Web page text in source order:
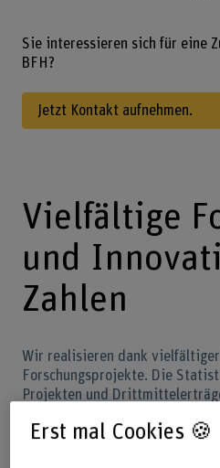
Sie interessieren sich für eine
BFH?
Jetzt Kontakt aufnehmen.
Vielfältige
und
Zahlen
Wir realisieren dank
Forschungsprojekte. Die
Projekten und
Erst mal Cookies 🍪